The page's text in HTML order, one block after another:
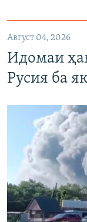
Август 04, 2026
Идомаи
Русия ба